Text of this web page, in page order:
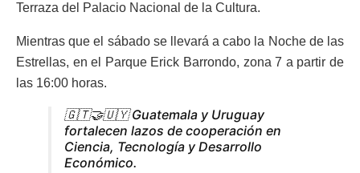
Terraza del Palacio Nacional de la Cultura.
Mientras que el sábado se llevará a cabo la Noche de las
Estrellas, en el Parque Erick Barrondo, zona 7 a partir de
las 16:00 horas.
🇬🇹🤝🇺🇾 Guatemala y Uruguay
fortalecen lazos de cooperación en
Ciencia, Tecnología y Desarrollo
Económico.